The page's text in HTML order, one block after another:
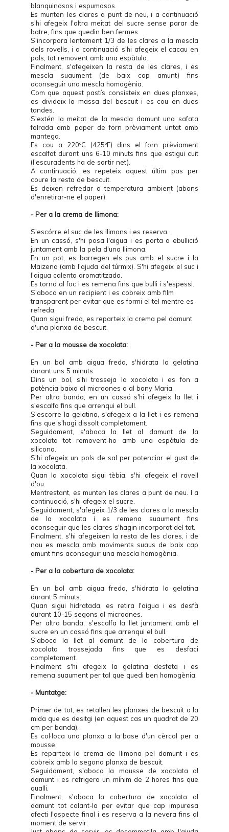
blanquinosos i espumosos.
Es munten les clares a punt de neu, i a continuació
s'hi afegeix l'altra meitat del sucre sense parar de
batre, fins que quedin ben fermes.
S'incorpora lentament 1/3 de les clares a la mescla
dels rovells, i a continuació s'hi afegeix el cacau en
pols, tot removent amb una espàtula.
Finalment, s'afegeixen la resta de les clares, i es
mescla suaument (de baix cap amunt) fins
aconseguir una mescla homogènia.
Com que aquest pastís consisteix en dues planxes,
es divideix la massa del bescuit i es cou en dues
tandes.
S'extén la meitat de la mescla damunt una safata
folrada amb paper de forn prèviament untat amb
mantega.
Es cou a 220ºC (425ºF) dins el forn prèviament
escalfat durant uns 6-10 minuts fins que estigui cuit
(l'escuradents ha de sortir net).
A continuació, es repeteix aquest últim pas per
coure la resta de bescuit.
Es deixen refredar a temperatura ambient (abans
d'enretirar-ne el paper).
- Per a la crema de llimona:
S'escórre el suc de les llimons i es reserva.
En un cassó, s'hi posa l'aigua i es porta a ebullició
juntament amb la pela d'una llimona.
En un pot, es barregen els ous amb el sucre i la
Maizena (amb l'ajuda del túrmix). S'hi afegeix el suc i
l'aigua calenta aromatitzada.
Es torna al foc i es remena fins que bulli i s'espessi.
S'aboca en un recipient i es cobreix amb film
transparent per evitar que es formi el tel mentre es
refreda.
Quan sigui freda, es reparteix la crema pel damunt
d'una planxa de bescuit.
- Per a la mousse de xocolata:
En un bol amb aigua freda, s'hidrata la gelatina
durant uns 5 minuts.
Dins un bol, s'hi trosseja la xocolata i es fon a
potència baixa al microones o al bany Maria.
Per altra banda, en un cassó s'hi afegeix la llet i
s'escalfa fins que arrenqui el bull.
S'escorre la gelatina, s'afegeix a la llet i es remena
fins que s'hagi dissolt completament.
Seguidament, s'aboca la llet al damunt de la
xocolata tot removent-ho amb una espàtula de
silicona.
S'hi afegeix un pols de sal per potenciar el gust de
la xocolata.
Quan la xocolata sigui tèbia, s'hi afegeix el rovell
d'ou.
Mentrestant, es munten les clares a punt de neu. I a
continuació, s'hi afegeix el sucre.
Seguidament, s'afegeix 1/3 de les clares a la mescla
de la xocolata i es remena suaument fins
aconseguir que les clares s'hagin incorporat del tot.
Finalment, s'hi afegeixen la resta de les clares, i de
nou es mescla amb moviments suaus de baix cap
amunt fins aconseguir una mescla homogènia.
- Per a la cobertura de xocolata:
En un bol amb aigua freda, s'hidrata la gelatina
durant 5 minuts.
Quan sigui hidratada, es retira l'aigua i es desfà
durant 10-15 segons al microones.
Per altra banda, s'escalfa la llet juntament amb el
sucre en un cassó fins que arrenqui el bull.
S'aboca la llet al damunt de la cobertura de
xocolata trossejada fins que es desfaci
completament.
Finalment s'hi afegeix la gelatina desfeta i es
remena suaument per tal que quedi ben homogènia.
- Muntatge:
Primer de tot, es retallen les planxes de bescuit a la
mida que es desitgi (en aquest cas un quadrat de 20
cm per banda).
Es col·loca una planxa a la base d'un cèrcol per a
mousse.
Es reparteix la crema de llimona pel damunt i es
cobreix amb la segona planxa de bescuit.
Seguidament, s'aboca la mousse de xocolata al
damunt i es refrigera un mínim de 2 hores fins que
qualli.
Finalment, s'aboca la cobertura de xocolata al
damunt tot colant-la per evitar que cap impuresa
afecti l'aspecte final i es reserva a la nevera fins al
moment de servir.